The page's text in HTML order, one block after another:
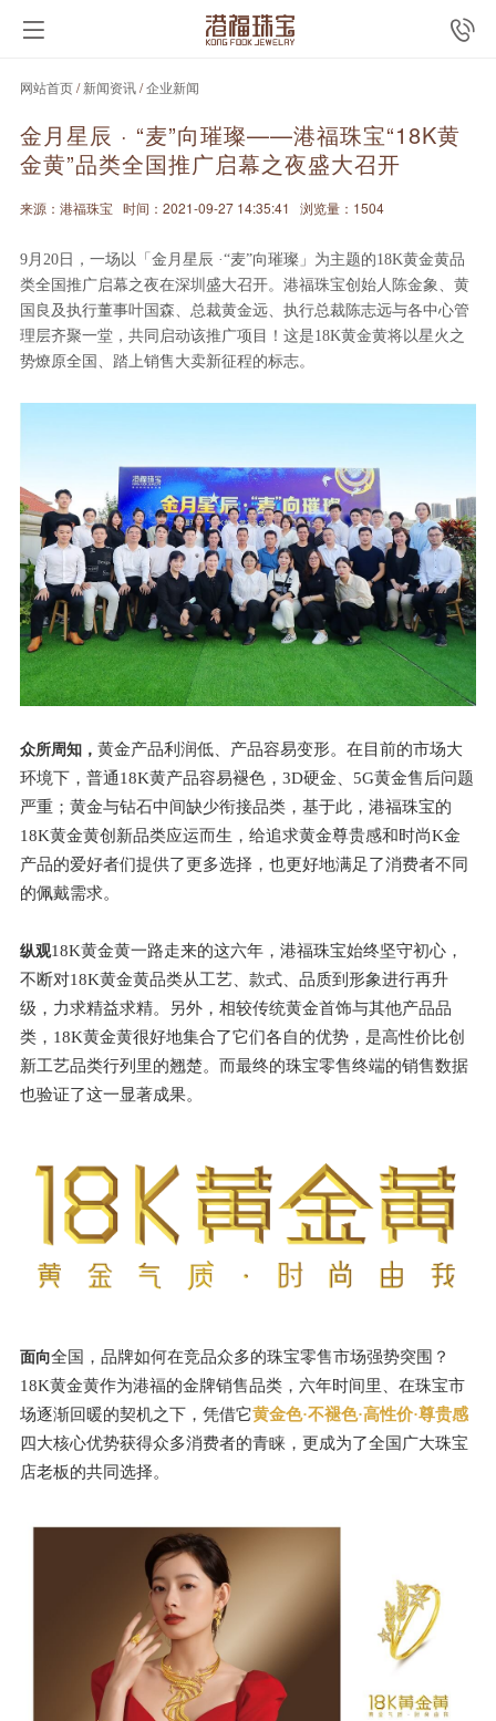
网站首页/新闻资讯/企业新闻
金月星辰 · “麦”向璀璨——港福珠宝“18K黄
金黄”品类全国推广启幕之夜盛大召开
来源：港福珠宝 时间：2021-09-27 14:35:41 浏览量：1504
9月20日，一场以「金月星辰 ·“麦”向璀璨」为主题的18K黄金黄品
类全国推广启幕之夜在深圳盛大召开。港福珠宝创始人陈金象、黄
国良及执行董事叶国森、总裁黄金远、执行总裁陈志远与各中心管
理层齐聚一堂，共同启动该推广项目！这是18K黄金黄将以星火之
势燎原全国、踏上销售大卖新征程的标志。
众所周知， 黄金产品利润低、产品容易变形。 在目前的市场大
环境下，普通18K黄产品容易褪色，3D硬金、5G黄金售后问题
严重；黄金与钻石中间缺少衔接品类，基于此，港福珠宝的
18K黄金黄创新品类应运而生，给追求黄金尊贵感和时尚K金
产品的爱好者们提供了更多选择，也更好地满足了消费者不同
的佩戴需求。
纵观18K黄金黄一路走来的这六年，港福珠宝始终坚守初心，
不断对18K黄金黄品类从工艺、款式、品质到形象进行再升
级，力求精益求精。另外，相较传统黄金首饰与其他产品品
类，18K黄金黄很好地集合了它们各自的优势，是高性价比创
新工艺品类行列里的翘楚。而最终的珠宝零售终端的销售数据
也验证了这一显著成果。
面向全国，品牌如何在竞品众多的珠宝零售市场强势突围？
18K黄金黄作为港福的金牌销售品类，六年时间里、在珠宝市
场逐渐回暖的契机之下，凭借它黄金色·不褪色·高性价·尊贵感
四大核心优势获得众多消费者的青睐，更成为了全国广大珠宝
店老板的共同选择。